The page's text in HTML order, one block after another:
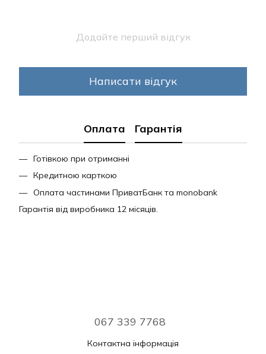
Додайте перший відгук
Написати відгук
Оплата Гарантія
Готівкою при отриманні
Кредитною карткою
Оплата частинами ПриватБанк та monobank
Гарантія від виробника 12 місяців.
067 339 7768
Контактна інформація